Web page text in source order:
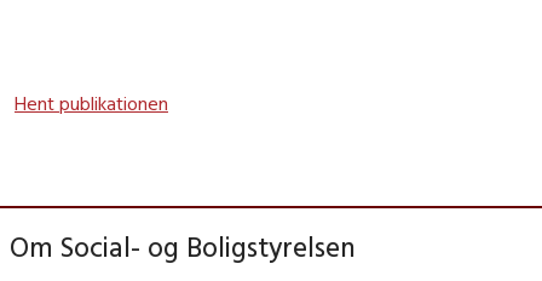
Hent publikationen
Om Social- og Boligstyrelsen